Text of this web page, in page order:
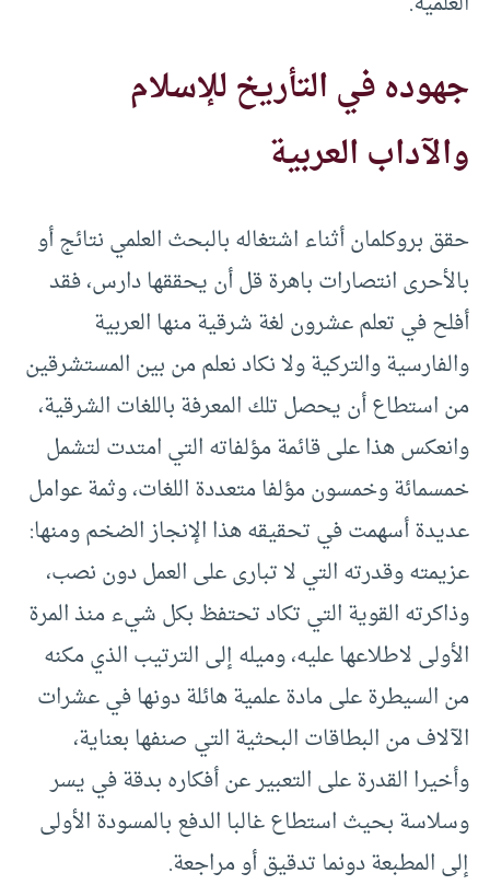
جهوده في التأريخ للإسلام
والآداب العربية
حقق بروكلمان أثناء اشتغاله بالبحث العلمي نتائج أو
بالأحرى انتصارات باهرة قل أن يحققها دارس، فقد
أفلح في تعلم عشرون لغة شرقية منها العربية
والفارسية والتركية ولا نكاد نعلم من بين المستشرقين
من استطاع أن يحصل تلك المعرفة باللغات الشرقية،
وانعكس هذا على قائمة مؤلفاته التي امتدت لتشمل
خمسمائة وخمسون مؤلفا متعددة اللغات، وثمة عوامل
عديدة أسهمت في تحقيقه هذا الإنجاز الضخم ومنها:
عزيمته وقدرته التي لا تبارى على العمل دون نصب،
وذاكرته القوية التي تكاد تحتفظ بكل شيء منذ المرة
الأولى لاطلاعها عليه، وميله إلى الترتيب الذي مكنه
من السيطرة على مادة علمية هائلة دونها في عشرات
الآلاف من البطاقات البحثية التي صنفها بعناية،
وأخيرا القدرة على التعبير عن أفكاره بدقة في يسر
وسلاسة بحيث استطاع غالبا الدفع بالمسودة الأولى
إلى المطبعة دونما تدقيق أو مراجعة.